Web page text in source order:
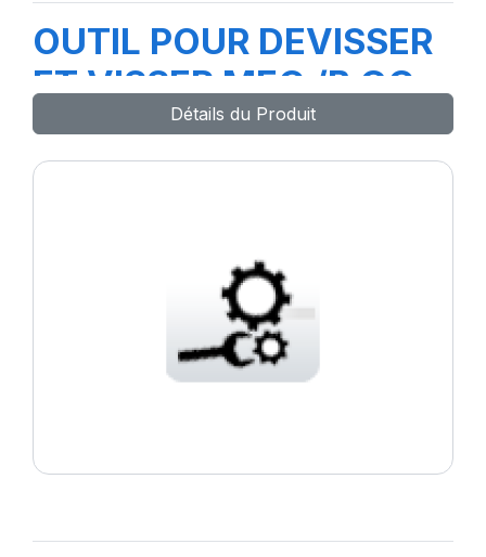
OUTIL POUR DEVISSER
ET VISSER MEC /B GC
Détails du Produit